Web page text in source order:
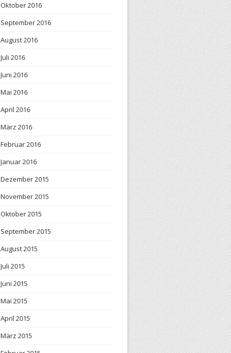
Oktober 2016
September 2016
August 2016
Juli 2016
Juni 2016
Mai 2016
April 2016
März 2016
Februar 2016
Januar 2016
Dezember 2015
November 2015
Oktober 2015
September 2015
August 2015
Juli 2015
Juni 2015
Mai 2015
April 2015
März 2015